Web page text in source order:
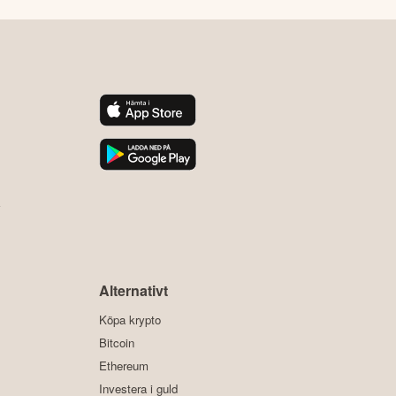
Alternativt
Köpa krypto
Bitcoin
Ethereum
Investera i guld